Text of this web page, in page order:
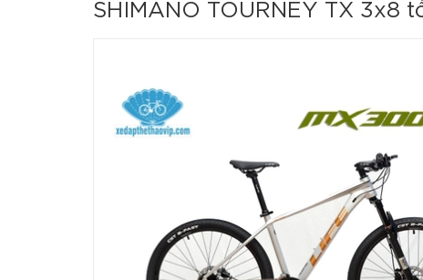
SHIMANO TOURNEY TX 3x8